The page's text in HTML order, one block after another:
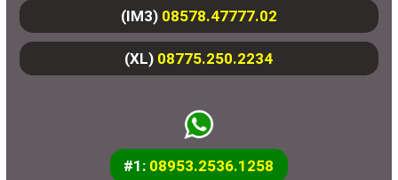
(IM3) 08578.47777.02
(XL) 08775.250.2234
#1: 08953.2536.1258